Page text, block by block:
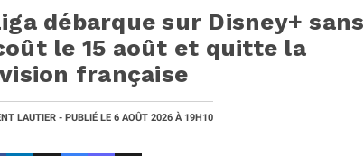
débarque sur Disney+ sans
le 15 août et quitte la
française
LAUTIER - PUBLIÉ LE 6 AOÛT 2026 À 19H10